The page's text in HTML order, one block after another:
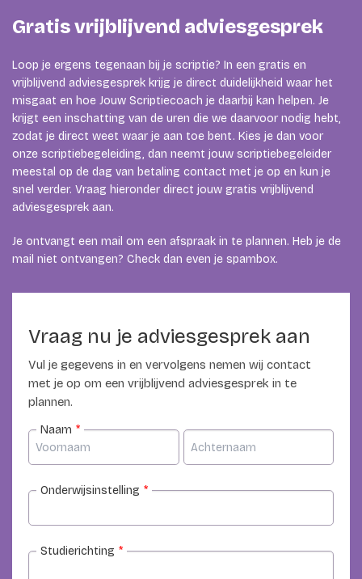
Gratis vrijblijvend adviesgesprek
Loop je ergens tegenaan bij je scriptie? In een gratis en
vrijblijvend adviesgesprek krijg je direct duidelijkheid waar het
misgaat en hoe Jouw Scriptiecoach je daarbij kan helpen. Je
krijgt een inschatting van de uren die we daarvoor nodig hebt,
zodat je direct weet waar je aan toe bent. Kies je dan voor
onze scriptiebegeleiding, dan neemt jouw scriptiebegeleider
meestal op de dag van betaling contact met je op en kun je
snel verder. Vraag hieronder direct jouw gratis vrijblijvend
adviesgesprek aan.
Je ontvangt een mail om een afspraak in te plannen. Heb je de
mail niet ontvangen? Check dan even je spambox.
Vraag nu je adviesgesprek aan
Vul je gegevens in en vervolgens nemen wij contact
met je op om een vrijblijvend adviesgesprek in te
plannen.
Naam *
Onderwijsinstelling *
Studierichting *